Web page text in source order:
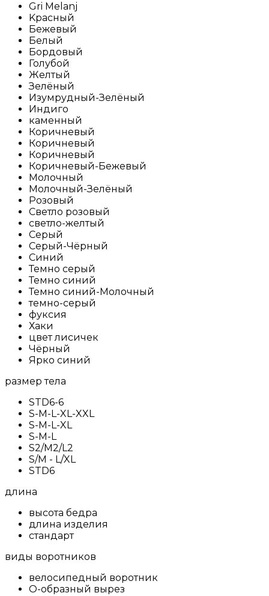
Gri Melanj
Kрасный
Бежевый
Белый
Бордовый
Голубой
Желтый
Зелёный
Изумрудный-Зелёный
Индиго
каменный
Коричневый
Коричневый
Коричневый
Коричневый-Бежевый
Молочный
Молочный-Зелёный
Розовый
Светло розовый
светло-желтый
Серый
Серый-Чёрный
Синий
Темно серый
Темно синий
Темно синий-Молочный
темно-серый
фуксия
Хаки
цвет лисичек
Чёрный
Ярко синий
размер тела
STD6-6
S-M-L-XL-XXL
S-M-L-XL
S-M-L
S2/M2/L2
S/M - L/XL
STD6
длина
высота бедра
длина изделия
стандарт
виды воротников
велосипедный воротник
О-образный вырез